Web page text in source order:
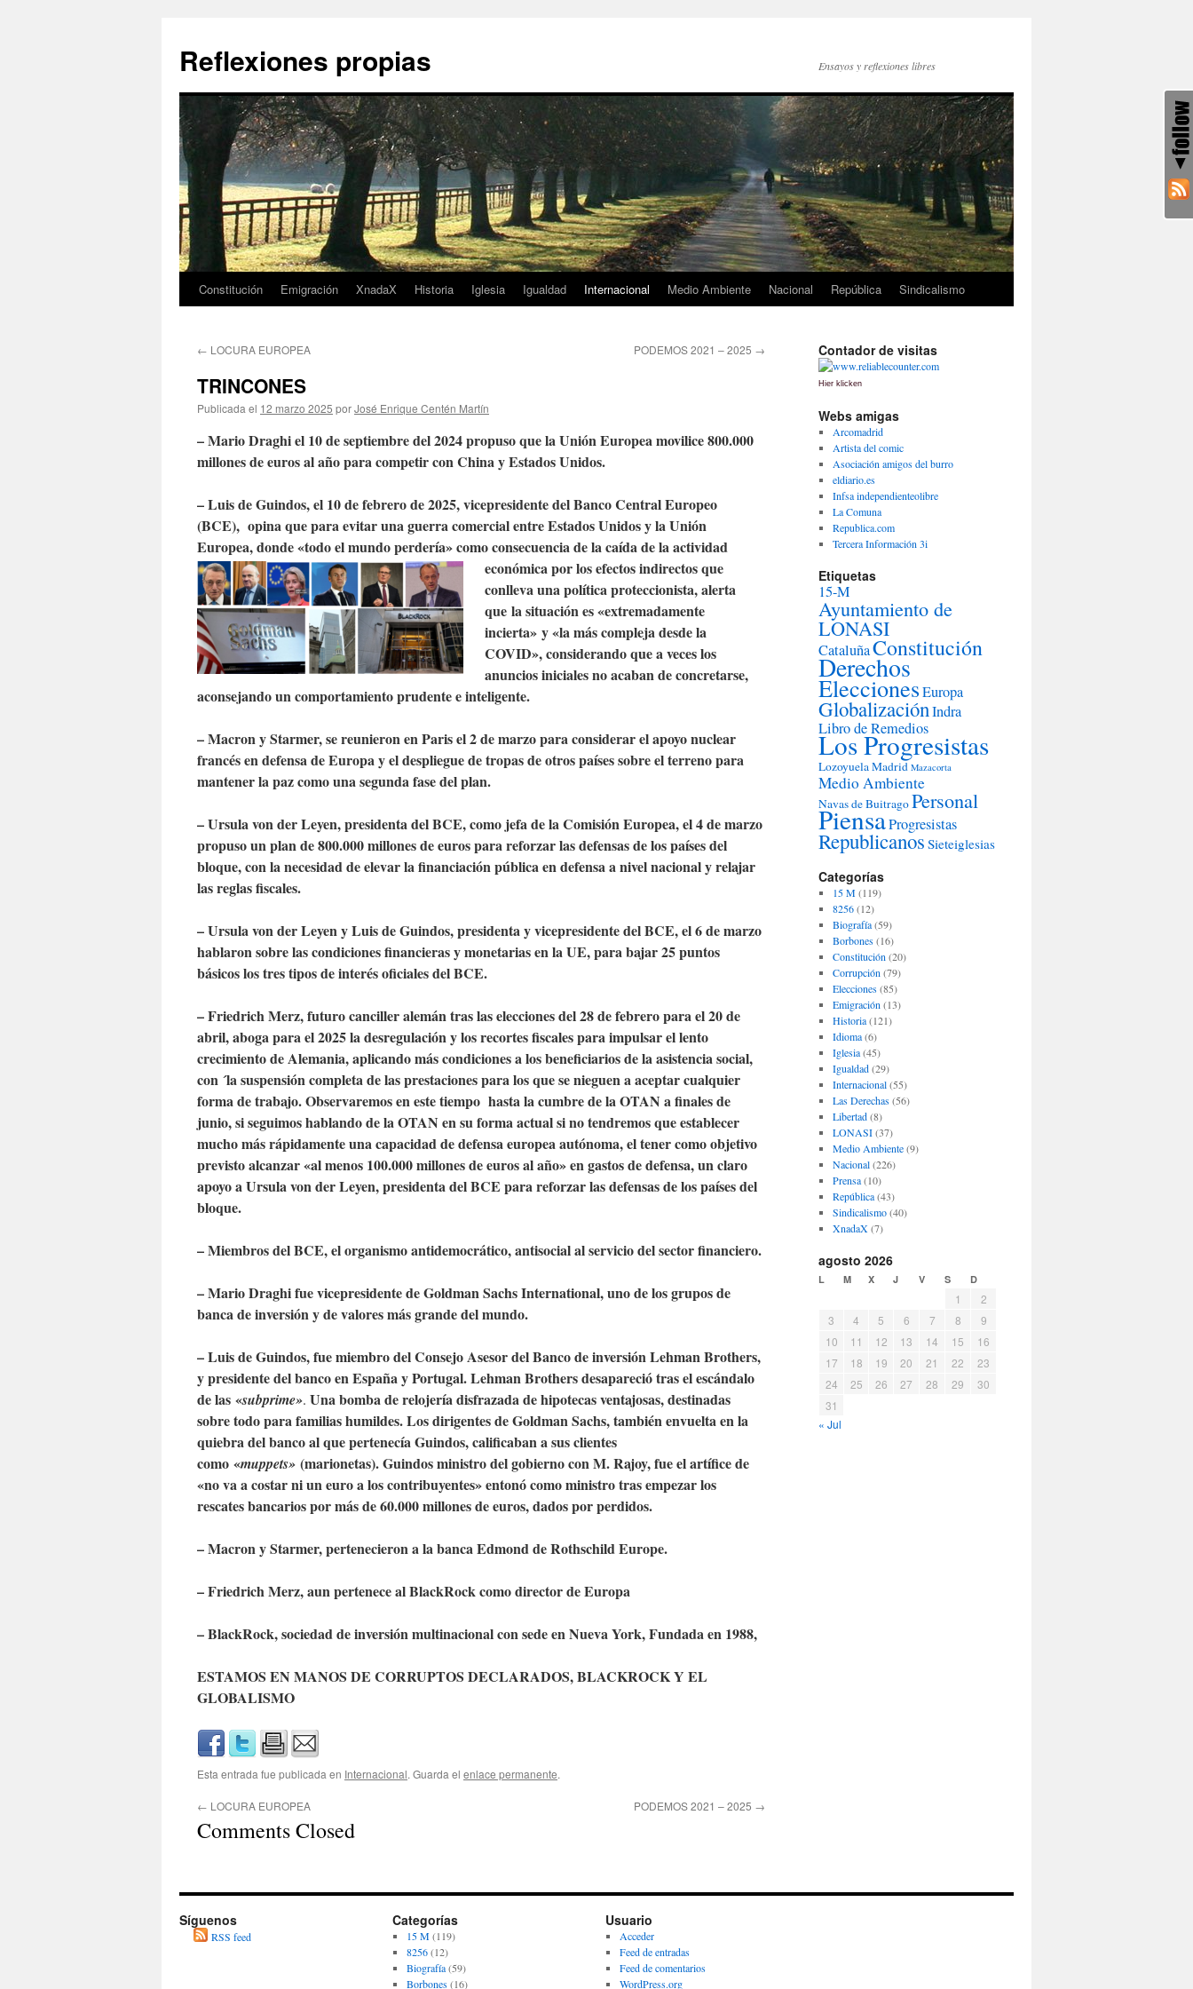
contenido
Reflexiones propias Ensayos y reflexiones libres
Constitución Emigración XnadaX Historia Iglesia Igualdad Internacional Medio Ambiente Nacional República Sindicalismo
← LOCURA EUROPEA PODEMOS 2021 – 2025 →
TRINCONES
Publicada el 12 marzo 2025 porJosé Enrique Centén Martín
– Mario Draghi el 10 de septiembre del 2024 propuso que la Unión Europea movilice 800.000
millones de euros al año para competir con China y Estados Unidos.
– Luis de Guindos, el 10 de febrero de 2025, vicepresidente del Banco Central Europeo
(BCE), opina que para evitar una guerra comercial entre Estados Unidos y la Unión
Europea, donde «todo el mundo perdería» comoconsecuencia de la caída de la actividad
económica por los efectos indirectos que
conlleva una política proteccionista, alerta
que la situación es «extremadamente
incierta» y «la más compleja desde la
COVID», considerando quea veces los
anuncios iniciales no acaban de concretarse,
aconsejando un comportamiento prudente e inteligente.
– Macron y Starmer, se reunieron en Paris el 2 de marzo para considerar el apoyo nuclear
francés en defensa de Europa y el despliegue de tropas de otros países sobre el terreno para
mantener la paz como una segunda fase del plan.
– Ursula von der Leyen, presidenta del BCE, como jefa de la Comisión Europea, el 4 de marzo
propuso un plan de 800.000 millones de euros para reforzar las defensas de los países del
bloque, con la necesidad de elevar la financiación pública en defensa a nivel nacional y relajar
las reglas fiscales.
– Ursula von der Leyen y Luis de Guindos, presidenta y vicepresidente del BCE, el 6 de marzo
hablaron sobre las condiciones financieras y monetarias en la UE, para bajar 25 puntos
básicos los tres tipos de interés oficiales del BCE.
– Friedrich Merz, futuro canciller alemán tras las elecciones del 28 de febrero para el 20 de
abril, aboga para el 2025 la desregulación y los recortes fiscales para impulsar el lento
crecimiento de Alemania, aplicando más condiciones a los beneficiarios de la asistencia social,
con ´la suspensión completa de las prestaciones para los que se nieguen a aceptar cualquier
forma de trabajo. Observaremos en este tiempo hasta la cumbre de la OTAN a finales de
junio, si seguimos hablando de la OTAN en su forma actual si no tendremos que establecer
mucho más rápidamente una capacidad de defensa europea autónoma, el tener como objetivo
previsto alcanzar «al menos 100.000 millones de euros al año» en gastos de defensa, un claro
apoyo a Ursula von der Leyen, presidenta del BCE para reforzar las defensas de los países del
bloque.
– Miembros del BCE, el organismo antidemocrático, antisocial al servicio del sector financiero.
– Mario Draghi fue vicepresidente de Goldman Sachs International, uno de los grupos de
banca de inversión y de valores más grande del mundo.
– Luis de Guindos, fue miembro del Consejo Asesor del Banco de inversión Lehman Brothers,
y presidente del banco en España y Portugal. Lehman Brothers desapareció tras el escándalo
de las «subprime». Una bomba de relojería disfrazada de hipotecas ventajosas, destinadas
sobre todo para familias humildes. Los dirigentes de Goldman Sachs, también envuelta en la
quiebra del banco al que pertenecía Guindos, calificaban a sus clientes
como «muppets» (marionetas).Guindos ministro del gobierno con M. Rajoy, fue el artífice de
«no va a costar ni un euro a los contribuyentes» entonó como ministro tras empezar los
rescates bancarios por más de 60.000 millones de euros, dados por perdidos.
– Macron y Starmer, pertenecieron a la banca Edmond de Rothschild Europe.
– Friedrich Merz, aun pertenece al BlackRock como director de Europa
– BlackRock, sociedad de inversión multinacional con sede en Nueva York, Fundada en 1988,
ESTAMOS EN MANOS DE CORRUPTOS DECLARADOS, BLACKROCK Y EL
GLOBALISMO
Esta entrada fue publicada en Internacional. Guarda el enlace permanente.
← LOCURA EUROPEA PODEMOS 2021 – 2025 →
Comments Closed
Contador de visitas
Hier klicken
Webs amigas
Arcomadrid
Artista del comic
Asociación amigos del burro
eldiario.es
Infsa independienteolibre
La Comuna
Republica.com
Tercera Información 3i
Etiquetas
15-M
Ayuntamiento de
LONASI
CataluñaConstitución
Derechos
EleccionesEuropa
GlobalizaciónIndra
Libro de Remedios
Los Progresistas
LozoyuelaMadrid Mazacorta
Medio Ambiente
Navas de BuitragoPersonal
PiensaProgresistas
Republicanos Sieteiglesias
Categorías
15 M(119)
8256(12)
Biografía(59)
Borbones(16)
Constitución (20)
Corrupción (79)
Elecciones(85)
Emigración (13)
Historia(121)
Idioma(6)
Iglesia(45)
Igualdad(29)
Internacional(55)
Las Derechas(56)
Libertad(8)
LONASI(37)
Medio Ambiente(9)
Nacional(226)
Prensa(10)
República(43)
Sindicalismo(40)
XnadaX(7)
agosto 2026
L M X J V S D
1
2
3
4 5 6 7 8
9
10
11 12 13 14 15
16
17
18 19 20 21 22
23
24
25 26 27 28 29
30
31
« Jul
Síguenos
RSS feed
Categorías
15 M(119)
8256(12)
Biografía(59)
Borbones(16)
Usuario
Acceder
Feed de entradas
Feed de comentarios
WordPress.org